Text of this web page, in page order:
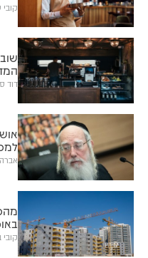
קובי
דוד